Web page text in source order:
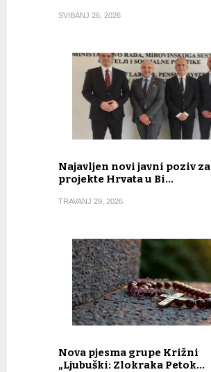
SVIBANJ 26, 2026
Najavljen novi javni poziv za
projekte Hrvata u Bi…
TRAVANJ 29, 2026
Nova pjesma grupe Križni
„Ljubuški: Zlokraka Petok…